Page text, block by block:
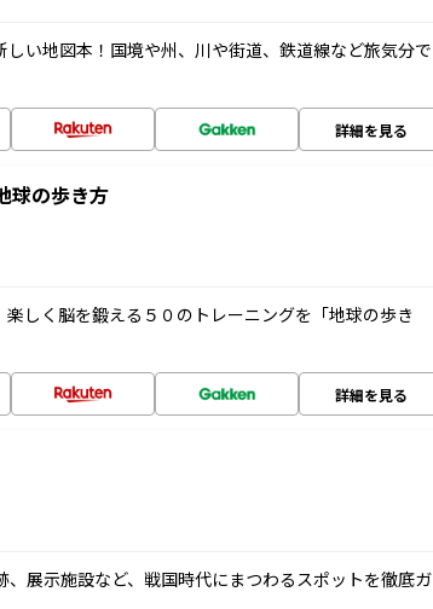
い地図本！国境や州、川や街道、鉄道線など旅気分で
詳細を見る
球の歩き方
しく脳を鍛える５０のトレーニングを「地球の歩き
詳細を見る
展示施設など、戦国時代にまつわるスポットを徹底ガ